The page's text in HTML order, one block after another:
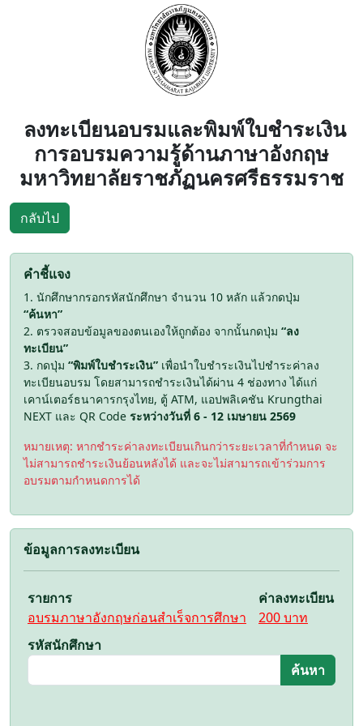
ลงทะเบียนอบรมและพิมพ์ใบชำระเงิน
การอบรมความรู้ด้านภาษาอังกฤษ
มหาวิทยาลัยราชภัฏนครศรีธรรมราช
กลับไป
คำชี้แจง
1. นักศึกษากรอกรหัสนักศึกษา จำนวน 10 หลัก แล้วกดปุ่ม
“ค้นหา”
2. ตรวจสอบข้อมูลของตนเองให้ถูกต้อง จากนั้นกดปุ่ม “ลง
ทะเบียน”
3. กดปุ่ม “พิมพ์ใบชำระเงิน” เพื่อนำใบชำระเงินไปชำระค่าลง
ทะเบียนอบรม โดยสามารถชำระเงินได้ผ่าน 4 ช่องทาง ได้แก่
เคาน์เตอร์ธนาคารกรุงไทย, ตู้ ATM, แอปพลิเคชัน Krungthai
NEXT และ QR Code ระหว่างวันที่ 6 - 12 เมษายน 2569
หมายเหตุ: หากชำระค่าลงทะเบียนเกินกว่าระยะเวลาที่กำหนด จะ
ไม่สามารถชำระเงินย้อนหลังได้ และจะไม่สามารถเข้าร่วมการ
อบรมตามกำหนดการได้
ข้อมูลการลงทะเบียน
รายการ
อบรมภาษาอังกฤษก่อนสำเร็จการศึกษา
ค่าลงทะเบียน
200 บาท
รหัสนักศึกษา
ค้นหา